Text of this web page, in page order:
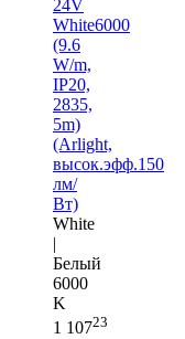
24V
White6000
(9.6
W/m,
IP20,
2835,
5m)
(Arlight,
высок.эфф.150
лм/
Вт)
White
|
Белый
6000
K
1 10723